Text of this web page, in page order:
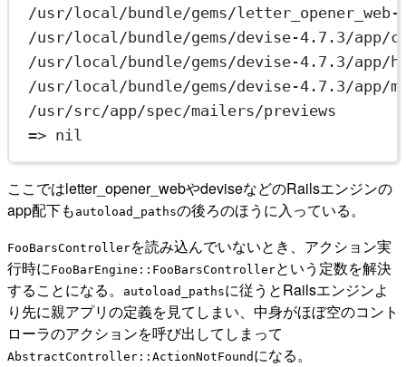
/usr/local/bundle/gems/letter_opener_web-
/usr/local/bundle/gems/devise-4.7.3/app/
/usr/local/bundle/gems/devise-4.7.3/app/
/usr/local/bundle/gems/devise-4.7.3/app/
/usr/src/app/spec/mailers/previews
=> nil
ここではletter_opener_webやdeviseなどのRailsエンジンの
app配下も autoload_pathsの後ろのほうに入っている。
FooBarsControllerを読み込んでいないとき、アクション実
行時にFooBarEngine::FooBarsControllerという定数を解決
することになる。
autoload_pathsに従うとRailsエンジンよ
り先に親アプリの定義を見てしまい、中身がほぼ空のコント
ローラのアクションを呼び出してしまって
AbstractController::ActionNotFound になる。